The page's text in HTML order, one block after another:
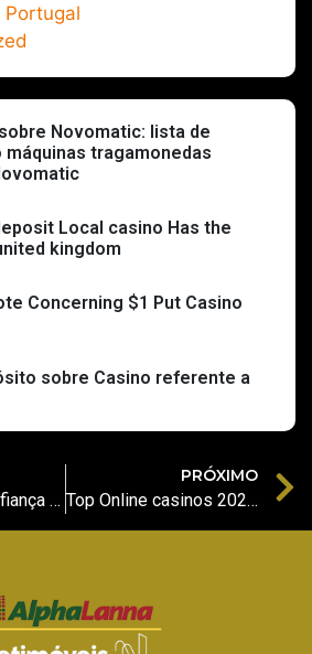
Portugal
Novomatic: lista de
tragamonedas
Local casino Has the
kingdom
Concerning $1 Put Casino
sobre Casino referente a
Aposte com Confiança e Conveniência Seu Guia Completo para o aplicativo jugabet e um Universo de Opo
PRÓXIMO
Top Online casinos 2026 7,000+ Real money Sites Checked